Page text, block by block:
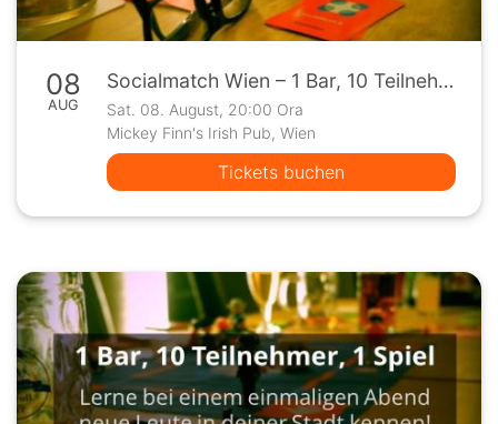
08
AUG
Socialmatch Wien – 1 Bar, 10 Teilnehmer, 1 Spiel
Sat. 08. August, 20:00 Ora
Mickey Finn's Irish Pub, Wien
Tickets buchen